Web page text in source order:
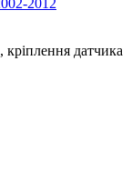
2012
датчика